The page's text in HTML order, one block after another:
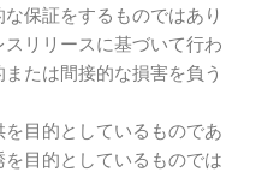
保証をするものではあり
リリースに基づいて行わ
たは間接的な損害を負う
目的としているものであ
目的としているものでは